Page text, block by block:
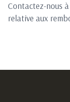
Contactez-nous
relative aux